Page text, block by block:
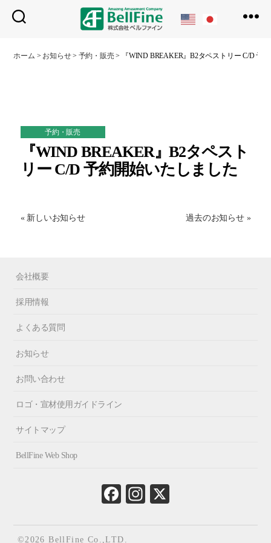
フ
ホーム > お知らせ> 予約・販売> 『WIND BREAKER』B2タペストリー C/D 予
予約・販売
『WIND BREAKER』B2タペスト
リー C/D 予約開始いたしました
« 新しいお知らせ 過去のお知らせ »
会社概要
採用情報
よくある質問
お知らせ
お問い合わせ
ロゴ・宣材使用ガイドライン
サイトマップ
BellFine Web Shop
Fa
ce
ok
In
st
©2026 BellFine Co.,LTD.